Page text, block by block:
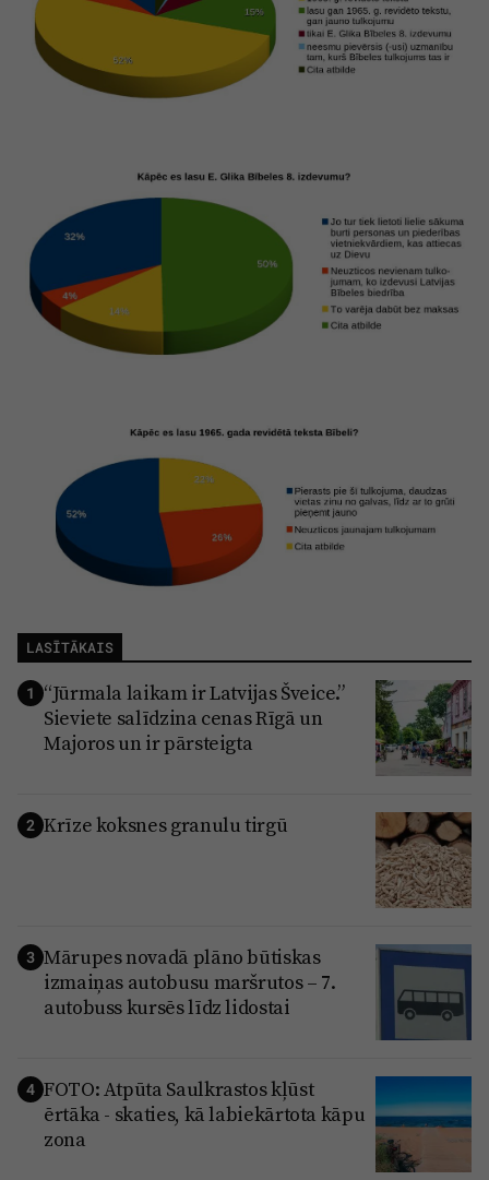
LASĪTĀKAIS
1 “Jūrmala laikam ir Latvijas Šveice.”
Sieviete salīdzina cenas Rīgā un
Majoros un ir pārsteigta
2 Krīze koksnes granulu tirgū
3 Mārupes novadā plāno būtiskas
izmaiņas autobusu maršrutos – 7.
autobuss kursēs līdz lidostai
4 FOTO: Atpūta Saulkrastos kļūst
ērtāka - skaties, kā labiekārtota kāpu
zona